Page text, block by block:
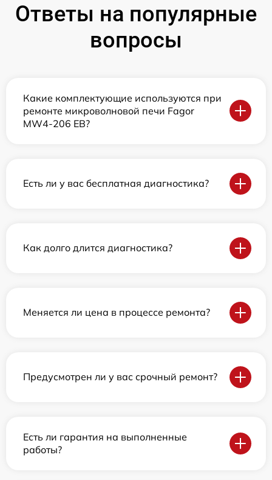
Ответы на популярные
вопросы
Какие комплектующие используются при
ремонте микроволновой печи Fagor
MW4-206 EB?
Есть ли у вас бесплатная диагностика?
Как долго длится диагностика?
Меняется ли цена в процессе ремонта?
Предусмотрен ли у вас срочный ремонт?
Есть ли гарантия на выполненные
работы?